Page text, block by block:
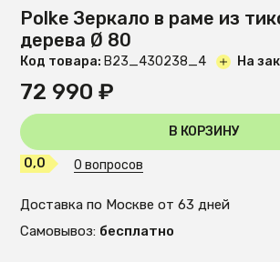
Polke Зеркало в раме из
дерева Ø 80
Код товара: B23_430238_4 На
72 990 ₽
В КОРЗИНУ
0,0 0 вопросов
Доставка по Москве от 63 дней
Самовывоз: бесплатно